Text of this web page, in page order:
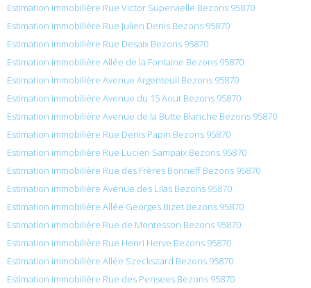
Estimation immobilière Rue Victor Supervielle Bezons 95870
Estimation immobilière Rue Julien Denis Bezons 95870
Estimation immobilière Rue Desaix Bezons 95870
Estimation immobilière Allée de la Fontaine Bezons 95870
Estimation immobilière Avenue Argenteuil Bezons 95870
Estimation immobilière Avenue du 15 Aout Bezons 95870
Estimation immobilière Avenue de la Butte Blanche Bezons 95870
Estimation immobilière Rue Denis Papin Bezons 95870
Estimation immobilière Rue Lucien Sampaix Bezons 95870
Estimation immobilière Rue des Frères Bonneff Bezons 95870
Estimation immobilière Avenue des Lilas Bezons 95870
Estimation immobilière Allée Georges Bizet Bezons 95870
Estimation immobilière Rue de Montesson Bezons 95870
Estimation immobilière Rue Henri Herve Bezons 95870
Estimation immobilière Allée Szeckszard Bezons 95870
Estimation immobilière Rue des Pensees Bezons 95870